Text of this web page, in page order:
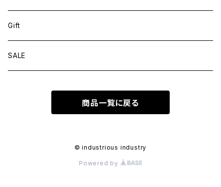
Gift
SALE
商品一覧に戻る
© industrious industry
Powered by